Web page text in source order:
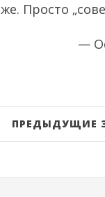
Просто
—
ПРЕДЫДУЩИЕ